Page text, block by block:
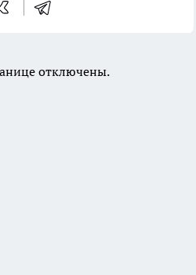
отключены.